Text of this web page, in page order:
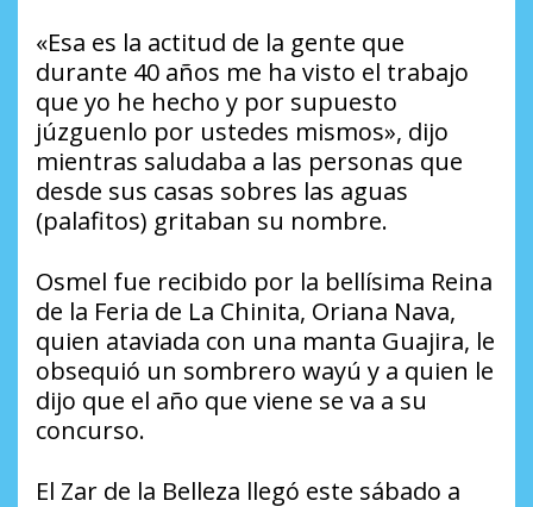
«Esa es la actitud de la gente que
durante 40 años me ha visto el trabajo
que yo he hecho y por supuesto
júzguenlo por ustedes mismos», dijo
mientras saludaba a las personas que
desde sus casas sobres las aguas
(palafitos) gritaban su nombre.
Osmel fue recibido por la bellísima Reina
de la Feria de La Chinita, Oriana Nava,
quien ataviada con una manta Guajira, le
obsequió un sombrero wayú y a quien le
dijo que el año que viene se va a su
concurso.
El Zar de la Belleza llegó este sábado a